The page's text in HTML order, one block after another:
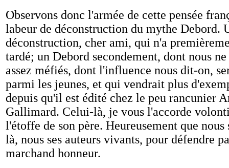
Observons donc l'armée de cette pensée
labeur de déconstruction du mythe Debord.
déconstruction, cher ami, qui n'a
tardé; un Debord secondement, dont nous ne
assez méfiés, dont l'influence nous dit-on,
parmi les jeunes, et qui vendrait plus
depuis qu'il est édité chez le peu rancunier
Gallimard. Celui-là, je vous l'accorde
l'étoffe de son père. Heureusement que nous
là, nous ses auteurs vivants, pour défendre
marchand honneur.